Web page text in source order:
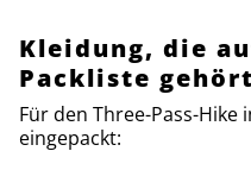
Kleidung, die
Packliste
Für den Three-Pass-
eingepackt: